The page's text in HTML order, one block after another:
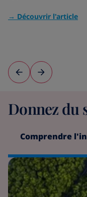
→ Découvrir l'article
Donnez du
Comprendre